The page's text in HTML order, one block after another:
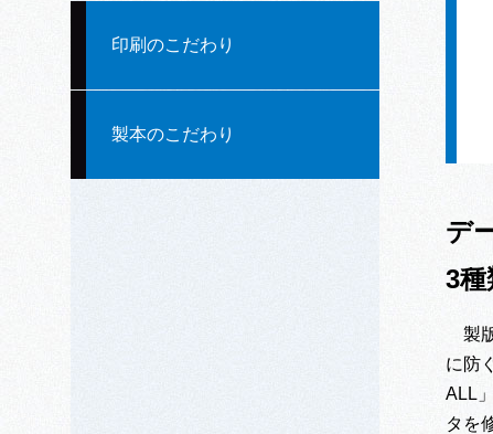
印刷のこだわり
製本のこだわり
デ
3種
製
に防
ALL
タを